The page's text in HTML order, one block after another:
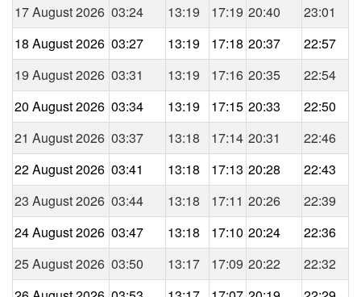
17 August 2026 03:24 13:19 17:19 20:40
23:01
18 August 2026 03:27 13:19 17:18 20:37
22:57
19 August 2026 03:31 13:19 17:16 20:35
22:54
20 August 2026 03:34 13:19 17:15 20:33
22:50
21 August 2026 03:37 13:18 17:14 20:31
22:46
22 August 2026 03:41 13:18 17:13 20:28
22:43
23 August 2026 03:44 13:18 17:11 20:26
22:39
24 August 2026 03:47 13:18 17:10 20:24
22:36
25 August 2026 03:50 13:17 17:09 20:22
22:32